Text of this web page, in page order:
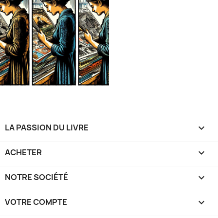
LA PASSION DU LIVRE 
ACHETER 
NOTRE SOCIÉTÉ 
VOTRE COMPTE 